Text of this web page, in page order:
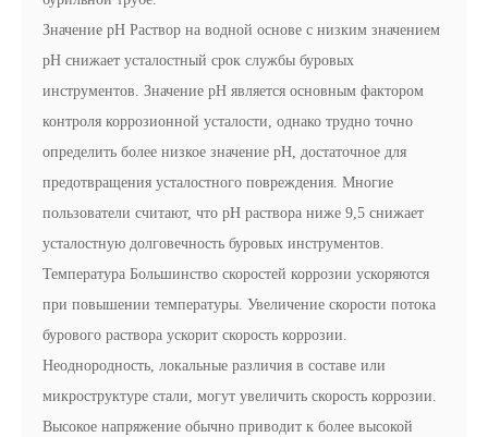
Значение pH Раствор на водной основе с низким значением
pH снижает усталостный срок службы буровых
инструментов. Значение pH является основным фактором
контроля коррозионной усталости, однако трудно точно
определить более низкое значение pH, достаточное для
предотвращения усталостного повреждения. Многие
пользователи считают, что pH раствора ниже 9,5 снижает
усталостную долговечность буровых инструментов.
Температура Большинство скоростей коррозии ускоряются
при повышении температуры. Увеличение скорости потока
бурового раствора ускорит скорость коррозии.
Неоднородность, локальные различия в составе или
микроструктуре стали, могут увеличить скорость коррозии.
Высокое напряжение обычно приводит к более высокой